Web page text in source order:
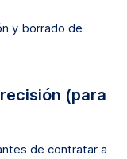
y borrado de
(para
de contratar a